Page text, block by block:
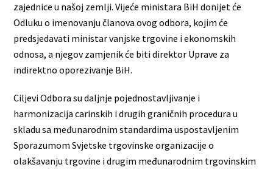
zajednice u našoj zemlji. Vijeće ministara BiH donijet će
Odluku o imenovanju članova ovog odbora, kojim će
predsjedavati ministar vanjske trgovine i ekonomskih
odnosa, a njegov zamjenik će biti direktor Uprave za
indirektno oporezivanje BiH.
Ciljevi Odbora su daljnje pojednostavljivanje i
harmonizacija carinskih i drugih graničnih procedura u
skladu sa međunarodnim standardima uspostavljenim
Sporazumom Svjetske trgovinske organizacije o
olakšavanju trgovine i drugim međunarodnim trgovinskim